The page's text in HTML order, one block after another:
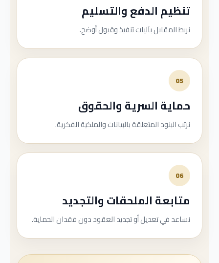
تنظيم الدفع والتسليم
نربط المقابل بآليات تنفيذ وقبول أوضح.
05
حماية السرية والحقوق
نرتب البنود المتعلقة بالبيانات والملكية الفكرية.
06
متابعة الملحقات والتجديد
نساعد في تعديل أو تجديد العقود دون فقدان الحماية.